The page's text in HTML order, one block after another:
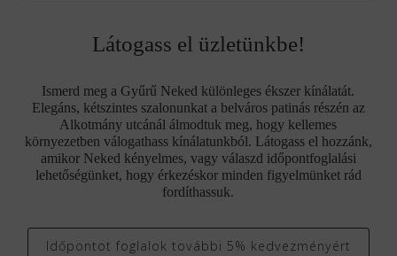
Látogass el üzletünkbe!
Ismerd meg a Gyűrű Neked különleges ékszer kínálatát.
Elegáns, kétszintes szalonunkat a belváros patinás részén az
Alkotmány utcánál álmodtuk meg, hogy kellemes
környezetben válogathass kínálatunkból. Látogass el hozzánk,
amikor Neked kényelmes, vagy válaszd időpontfoglalási
lehetőségünket, hogy érkezéskor minden figyelmünket rád
fordíthassuk.
Időpontot foglalok további 5% kedvezményért